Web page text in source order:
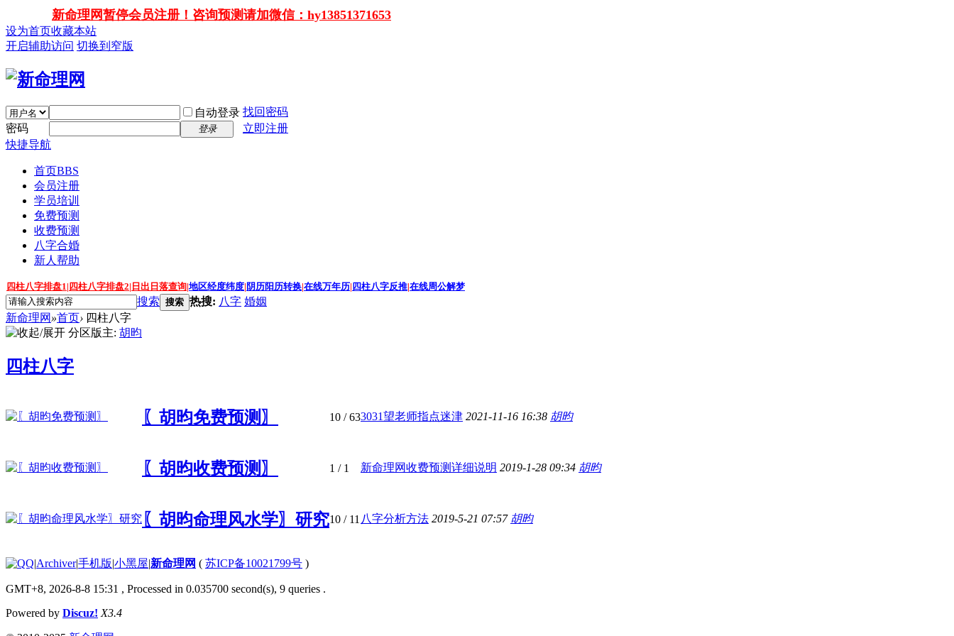
新命理网暂停会员注册！咨询预测请加微信：hy13851371653
设为首页收藏本站
开启辅助访问 切换到窄版
自动登录 找回密码
密码
登录
立即注册
快捷导航
首页BBS
会员注册
学员培训
免费预测
收费预测
八字合婚
新人帮助
四柱八字排盘1 | 四柱八字排盘2| 日出日落查询|地区经度纬度| 阴历阳历转换|在线万年历| 四柱八字反推|在线周公解梦
搜索 搜索 热搜: 八字 婚姻
新命理网 »首页› 四柱八字
分区版主: 胡昀
四柱八字
〖胡昀免费预测〗 10 / 633031望老师指点迷津 2021-11-16 16:38 胡昀
〖胡昀收费预测〗 1 / 1 新命理网收费预测详细说明 2019-1-28 09:34 胡昀
〖胡昀命理风水学〗研究10 / 11 八字分析方法 2019-5-21 07:57 胡昀
|Archiver|手机版|小黑屋|新命理网 ( 苏ICP备10021799号 )
GMT+8, 2026-8-8 15:31 , Processed in 0.035700 second(s), 9 queries .
Powered by Discuz! X3.4